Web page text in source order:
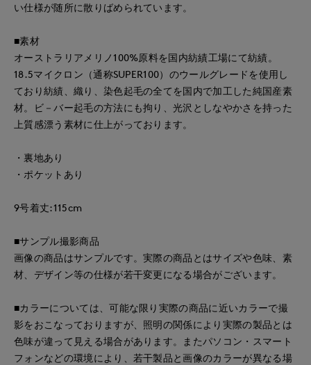
い仕様が随所に散りばめられています。
■素材
オーストラリアメリノ100%原料を国内紡績工場にて紡績。
18.5マイクロン（通称SUPER100）のウールグレードを使用し
ており紡績、織り、染色起毛の全てを国内で加工した純国産素
材。ビ－バー起毛の方法にも拘り、光沢としなやかさを持った
上質感漂う素材に仕上がっております。
・裏地あり
・ポケットあり
9号着丈:115cm
■サンプル撮影商品
画像の商品はサンプルです。実際の商品とはサイズや色味、素
材、デザイン等の仕様が若干変更になる場合がございます。
■カラーについては、可能な限り実際の商品に近いカラーで撮
影をおこなっておりますが、照明の関係により実際の製品とは
色味が違って見える場合があります。またパソコン・スマート
フォンなどの環境により、若干製品と画像のカラーが異なる場